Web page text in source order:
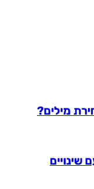
מילים?
שינויים